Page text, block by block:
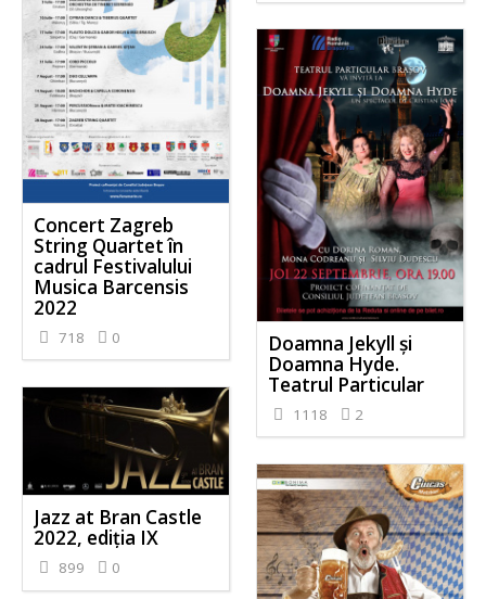
Concert Zagreb
String Quartet în
cadrul Festivalului
Musica Barcensis
2022
718 0
Doamna Jekyll și
Doamna Hyde.
Teatrul Particular
1118 2
Jazz at Bran Castle
2022, ediția IX
899 0